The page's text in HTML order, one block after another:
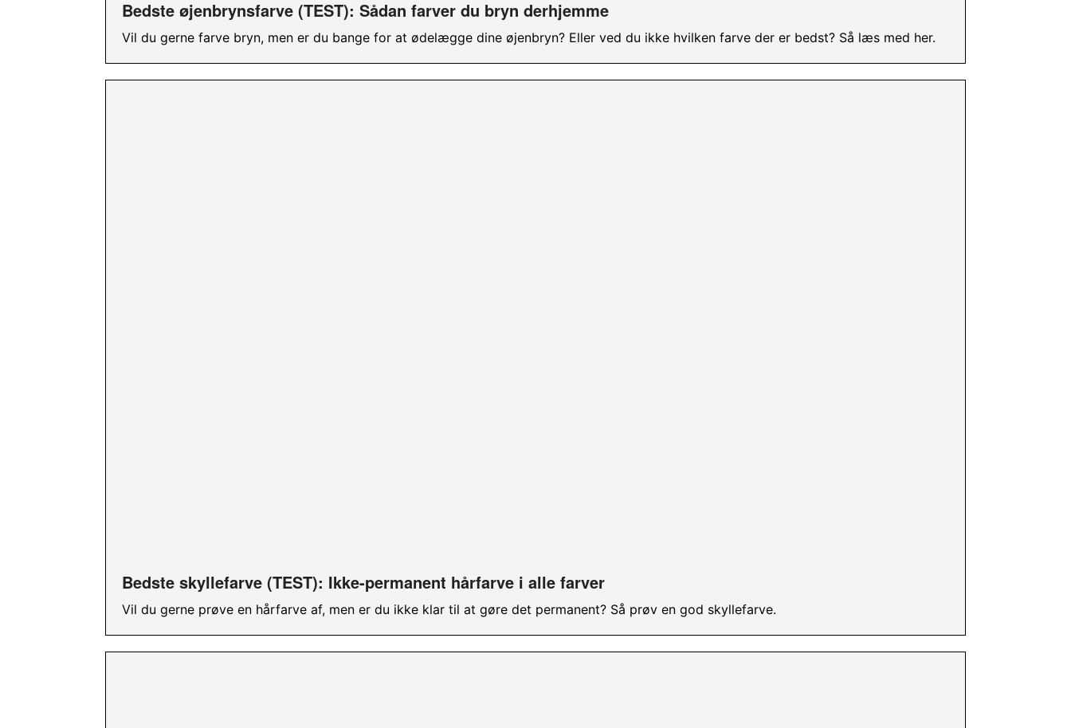
Bedste øjenbrynsfarve (TEST): Sådan farver du bryn derhjemme
Vil du gerne farve bryn, men er du bange for at ødelægge dine øjenbryn? Eller ved du ikke hvilken farve der er bedst? Så læs med her.
Bedste skyllefarve (TEST): Ikke-permanent hårfarve i alle farver
Vil du gerne prøve en hårfarve af, men er du ikke klar til at gøre det permanent? Så prøv en god skyllefarve.